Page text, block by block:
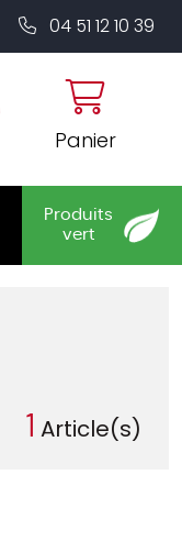
04 51 12 10 39
Panier
Produits
vert
1 Article(s)